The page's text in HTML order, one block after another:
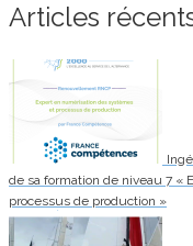
Articles
de sa formation de niveau 7 «
processus de production »